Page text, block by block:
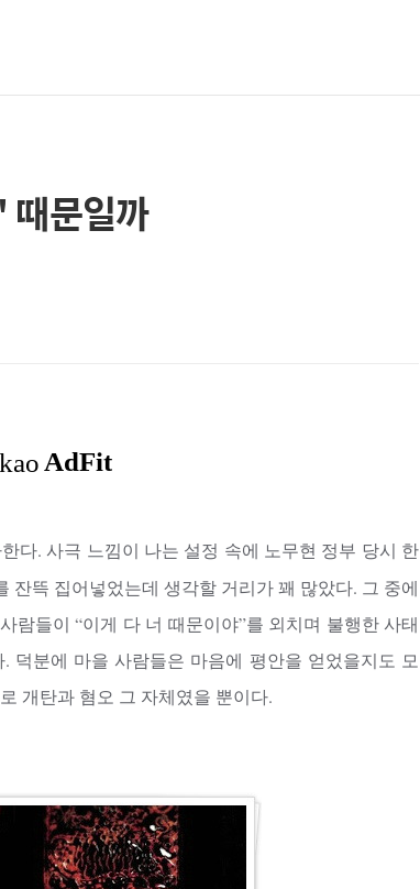
때문일까
다. 사극 느낌이 나는 설정 속에 노무현 정부 당시 한
잔뜩 집어넣었는데 생각할 거리가 꽤 많았다. 그 중에
람들이 “이게 다 너 때문이야”를 외치며 불행한 사태
덕분에 마을 사람들은 마음에 평안을 얻었을지도 모
개탄과 혐오 그 자체였을 뿐이다.